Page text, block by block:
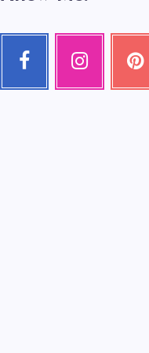
Facebook
Suivez-
Instagram
Nos
Épinglez